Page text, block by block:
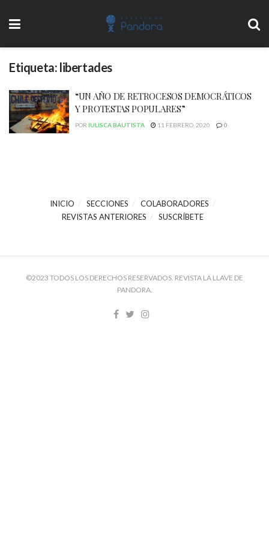
Etiqueta: libertades
“UN AÑO DE RETROCESOS DEMOCRÁTICOS
Y PROTESTAS POPULARES”
POR IULISCA BAUTISTA 11 FEBRERO, 2020 0
INICIO SECCIONES
COLABORADORES
REVISTAS ANTERIORES
SUSCRÍBETE
©2023 TODOS LOS DERECHOS RESERVADOS. REVISTA LA LLAVE DE
PANDORA.